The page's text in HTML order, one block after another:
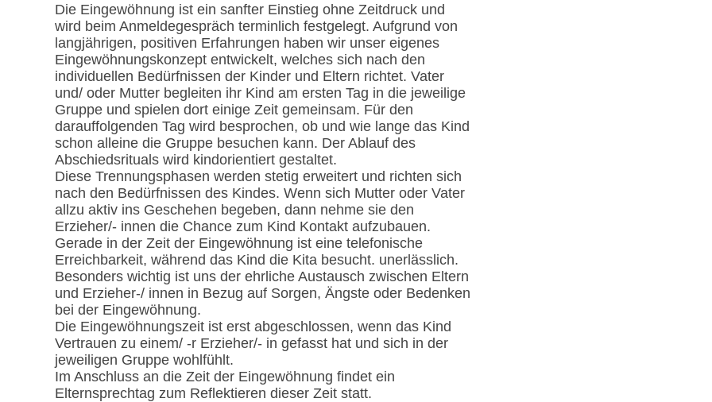
Die Eingewöhnung ist ein sanfter Einstieg ohne Zeitdruck und
wird beim Anmeldegespräch terminlich festgelegt. Aufgrund von
langjährigen, positiven Erfahrungen haben wir unser eigenes
Eingewöhnungskonzept entwickelt, welches sich nach den
individuellen Bedürfnissen der Kinder und Eltern richtet. Vater
und/ oder Mutter begleiten ihr Kind am ersten Tag in die jeweilige
Gruppe und spielen dort einige Zeit gemeinsam. Für den
darauffolgenden Tag wird besprochen, ob und wie lange das Kind
schon alleine die Gruppe besuchen kann. Der Ablauf des
Abschiedsrituals wird kindorientiert gestaltet.
Diese Trennungsphasen werden stetig erweitert und richten sich
nach den Bedürfnissen des Kindes. Wenn sich Mutter oder Vater
allzu aktiv ins Geschehen begeben, dann nehme sie den
Erzieher/- innen die Chance zum Kind Kontakt aufzubauen.
Gerade in der Zeit der Eingewöhnung ist eine telefonische
Erreichbarkeit, während das Kind die Kita besucht. unerlässlich.
Besonders wichtig ist uns der ehrliche Austausch zwischen Eltern
und Erzieher-/ innen in Bezug auf Sorgen, Ängste oder Bedenken
bei der Eingewöhnung.
Die Eingewöhnungszeit ist erst abgeschlossen, wenn das Kind
Vertrauen zu einem/ -r Erzieher/- in gefasst hat und sich in der
jeweiligen Gruppe wohlfühlt.
Im Anschluss an die Zeit der Eingewöhnung findet ein
Elternsprechtag zum Reflektieren dieser Zeit statt.